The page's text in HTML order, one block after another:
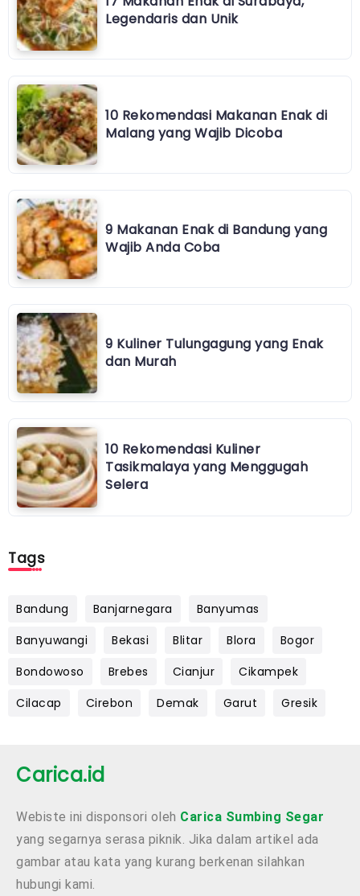
Legendaris dan Unik
10 Rekomendasi Makanan Enak di
Malang yang Wajib Dicoba
9 Makanan Enak di Bandung yang
Wajib Anda Coba
9 Kuliner Tulungagung yang Enak
dan Murah
10 Rekomendasi Kuliner
Tasikmalaya yang Menggugah
Selera
Tags
Bandung Banjarnegara
Banyumas
Banyuwangi
Bekasi Blitar Blora
Bogor
Bondowoso
Brebes Cianjur
Cikampek
Cilacap
Cirebon Demak Garut Gresik
Carica.id
Webiste ini disponsori oleh Carica Sumbing Segar
yang segarnya serasa piknik. Jika dalam artikel ada
gambar atau kata yang kurang berkenan silahkan
hubungi kami.